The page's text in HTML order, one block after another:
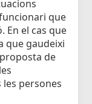
que
En el cas que
que gaudeixi
de
persones